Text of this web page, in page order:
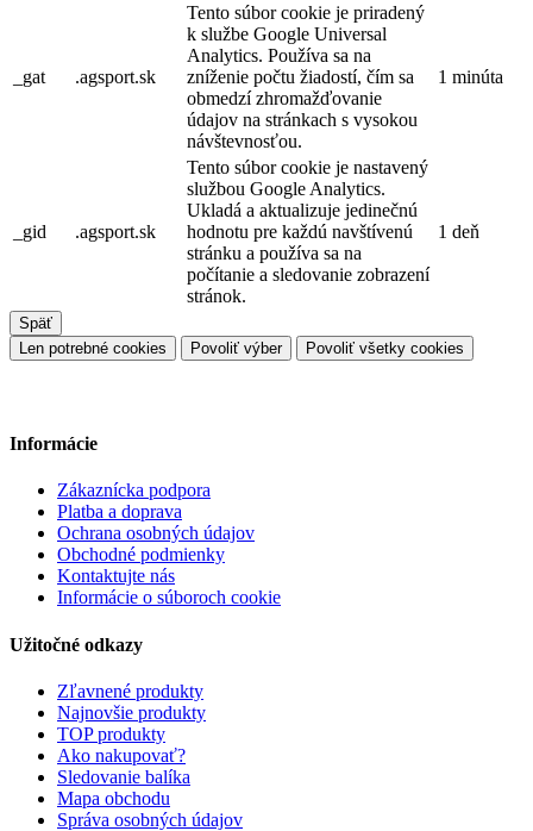
_gat .agsport.sk
Tento súbor cookie je priradený
k službe Google Universal
Analytics. Používa sa na
zníženie počtu žiadostí, čím sa
obmedzí zhromažďovanie
údajov na stránkach s vysokou
návštevnosťou.
1 minúta
_gid .agsport.sk
Tento súbor cookie je nastavený
službou Google Analytics.
Ukladá a aktualizuje jedinečnú
hodnotu pre každú navštívenú
stránku a používa sa na
počítanie a sledovanie zobrazení
stránok.
1 deň
Späť
Len potrebné cookies
Povoliť výber Povoliť všetky cookies
Informácie
Zákaznícka podpora
Platba a doprava
Ochrana osobných údajov
Obchodné podmienky
Kontaktujte nás
Informácie o súboroch cookie
Užitočné odkazy
Zľavnené produkty
Najnovšie produkty
TOP produkty
Ako nakupovať?
Sledovanie balíka
Mapa obchodu
Správa osobných údajov